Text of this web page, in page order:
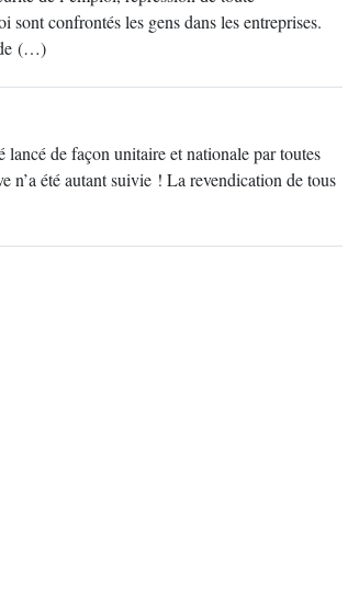
confrontés les gens dans les entreprises.
de (…)
lancé de façon unitaire et nationale par toutes
n’a été autant suivie ! La revendication de tous